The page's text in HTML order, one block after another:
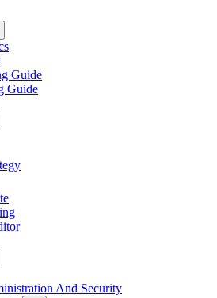
Guide
Guide
And Security